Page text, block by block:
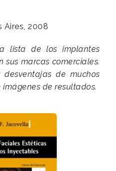
Aires, 2008
lista de los implantes
sus marcas comerciales.
de muchos
de resultados.